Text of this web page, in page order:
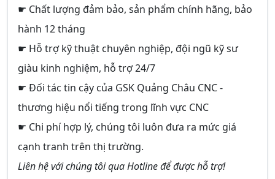
☛ Chất lượng đảm bảo, sản phẩm chính hãng, bảo
hành 12 tháng
☛ Hỗ trợ kỹ thuật chuyên nghiệp, đội ngũ kỹ sư
giàu kinh nghiệm, hỗ trợ 24/7
☛ Đối tác tin cậy của GSK Quảng Châu CNC -
thương hiệu nổi tiếng trong lĩnh vực CNC
☛ Chi phí hợp lý, chúng tôi luôn đưa ra mức giá
cạnh tranh trên thị trường.
Liên hệ với chúng tôi qua Hotline để được hỗ trợ!